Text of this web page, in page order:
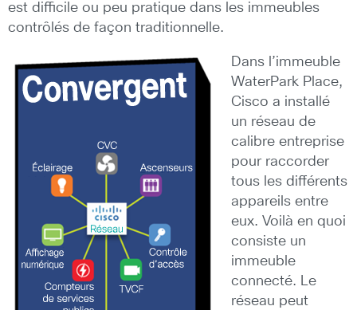
est difficile ou peu pratique dans les immeubles
contrôlés de façon traditionnelle.
Dans l’immeuble
WaterPark Place,
Cisco a installé
un réseau de
calibre entreprise
pour raccorder
tous les différents
appareils entre
eux. Voilà en quoi
consiste un
immeuble
connecté. Le
réseau peut